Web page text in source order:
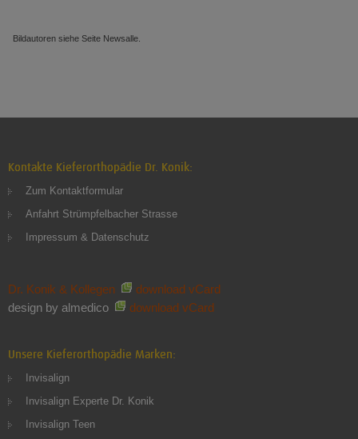
Bildautoren siehe Seite Newsalle.
Kontakte Kieferorthopädie Dr. Konik:
Zum Kontaktformular
Anfahrt Strümpfelbacher Strasse
Impressum & Datenschutz
Dr. Konik & Kollegen
download vCard
design by almedico
download vCard
Unsere Kieferorthopädie Marken:
Invisalign
Invisalign Experte Dr. Konik
Invisalign Teen